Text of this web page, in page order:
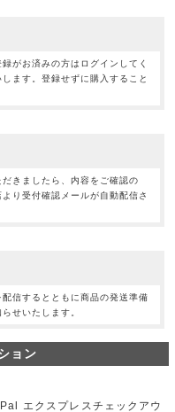
がお済みの方はログインしてく
ます。登録せずに購入すること
きましたら、内容をご確認の
り受付確認メールが自動配信さ
信するとともに商品の発送準備
せいたします。
ョン
エクスプレスチェックアウ